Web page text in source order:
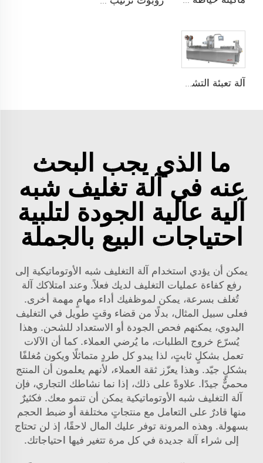
آلة تعبئة التشكيل الحراري
ما الذي يجب البحث
عنه في آلة تغليف شبه
آلية عالية الجودة لتلبية
احتياجات البيع بالجملة
يمكن أن يؤدي استخدام آلة التغليف شبه الأوتوماتيكية إلى
رفع كفاءة عمليات التغليف لديك فعلاً. وعند امتلاكك آلة
تُغلف بسرعة، يمكن لموظفيك أداء مهامٍ مهمة أخرى.
فعلى سبيل المثال، بدلًا من قضاء وقتٍ طويل في التغليف
اليدوي، يمكنهم فحص الجودة أو الاستعداد للشحن. وهذا
يُسرّع خروج الطلبات، ما يُرضي العملاء. كما أن الآلات
تعمل بشكلٍ ثابتٍ، لذا يبدو كل طردٍ متماثلًا ويكون مُغلفًا
بشكلٍ جيّد. وهذا يعزّز ثقة العملاء، لأنهم يعلمون أن المنتج
محميٌّ جيدًا. علاوةً على ذلك، إذا نما نشاطك التجاري، فإن
آلة التغليف شبه الأوتوماتيكية يمكن أن تنمو معك. فكثيرٌ
منها قادرٌ على التعامل مع منتجاتٍ مختلفة أو ضبط الحجم
بسهولة. وهذه المرونة توفر عليك المال لاحقًا، إذ لن تحتاج
إلى شراء آلة جديدة في كل مرة تتغير فيها احتياجاتك.